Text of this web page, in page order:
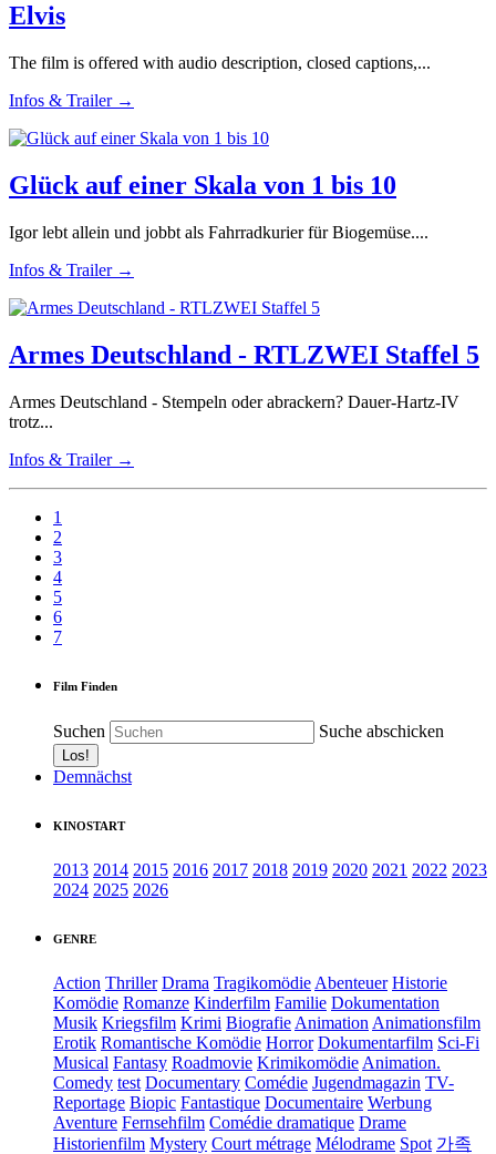
Elvis
The film is offered with audio description, closed captions,...
Infos & Trailer →
Glück auf einer Skala von 1 bis 10
Igor lebt allein und jobbt als Fahrradkurier für Biogemüse....
Infos & Trailer →
Armes Deutschland - RTLZWEI Staffel 5
Armes Deutschland - Stempeln oder abrackern? Dauer-Hartz-IV
trotz...
Infos & Trailer →
1
2
3
4
5
6
7
Film Finden
Suchen Suche abschicken
Demnächst
KINOSTART
2013 2014 2015 2016 2017 2018 2019 2020 2021 2022 2023
2024 2025 2026
GENRE
Action Thriller Drama Tragikomödie Abenteuer Historie
Komödie Romanze Kinderfilm Familie Dokumentation
Musik Kriegsfilm Krimi Biografie Animation Animationsfilm
Erotik Romantische Komödie Horror Dokumentarfilm Sci-Fi
Musical Fantasy Roadmovie Krimikomödie Animation.
Comedy test Documentary Comédie Jugendmagazin TV-
Reportage Biopic Fantastique Documentaire Werbung
Aventure Fernsehfilm Comédie dramatique Drame
Historienfilm Mystery Court métrage Mélodrame Spot 가족